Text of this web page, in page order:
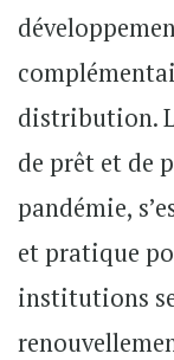
distribution.
de prêt et de
pandémie,
et pratique
institutions